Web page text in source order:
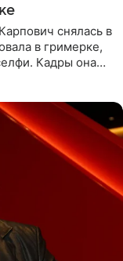
снялась в
в гримерке,
Кадры она